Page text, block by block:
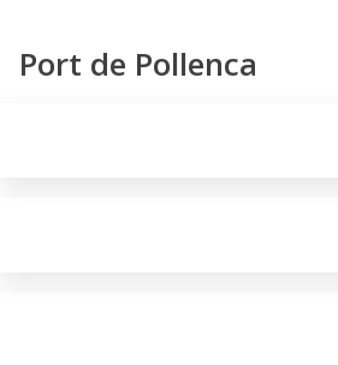
Port de Pollenca